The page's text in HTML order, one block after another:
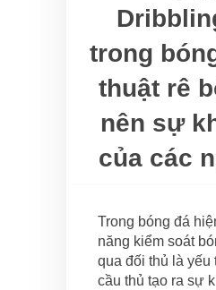
trong
thuật rê
nên sự
của các
Trong bóng đá
năng kiểm soát
qua đối thủ là yếu
cầu thủ tạo ra sự